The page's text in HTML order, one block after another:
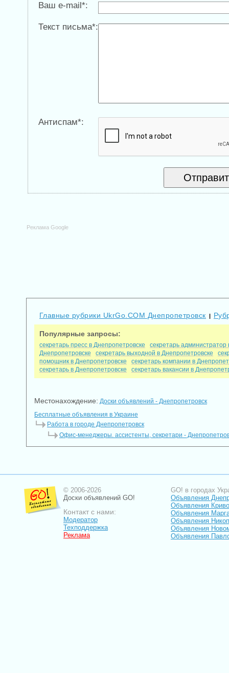
Ваш e-mail*:
Текст письма*:
Антиспам*:
Реклама Google
Главные рубрики UkrGo.COM Днепропетровск
Популярные запросы:
секретарь пресс в Днепропетровске
секретарь администратор
Днепропетровске
секретарь выходной в Днепропетровске
помощник в Днепропетровске
секретарь компании в
секретарь в Днепропетровске
секретарь вакансии в
Местонахождение: Доски объявлений - Днепропетровск
Бесплатные объявления в Украине
Работа в городе Днепропетровск
Офис-менеджеры. ассистенты, секретари -
© 2006-2026
Доски объявлений GO!
Контакт с нами:
Модератор
Техподдержка
Реклама
GO! в городах
Объявления
Объявления
Объявления
Объявления
Объявления
Объявления